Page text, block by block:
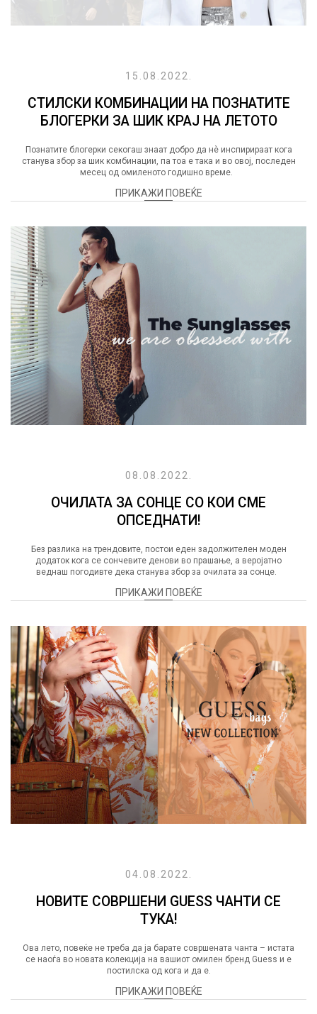
15.08.2022.
СТИЛСКИ КОМБИНАЦИИ НА ПОЗНАТИТЕ
БЛОГЕРКИ ЗА ШИК КРАЈ НА ЛЕТОТО
Познатите блогерки секогаш знаат добро да нè инспирираат кога
станува збор за шик комбинации, па тоа е така и во овој, последен
месец од омиленото годишно време.
ПРИКАЖИ ПОВЕЌЕ
08.08.2022.
ОЧИЛАТА ЗА СОНЦЕ СО КОИ СМЕ
ОПСЕДНАТИ!
Без разлика на трендовите, постои еден задолжителен моден
додаток кога се сончевите денови во прашање, а веројатно
веднаш погодивте дека станува збор за очилата за сонце.
ПРИКАЖИ ПОВЕЌЕ
04.08.2022.
НОВИТЕ СОВРШЕНИ GUESS ЧАНТИ СЕ
ТУКА!
Ова лето, повеќе не треба да ја барате совршената чанта – истата
се наоѓа во новата колекција на вашиот омилен бренд Guess и е
постилска од кога и да е.
ПРИКАЖИ ПОВЕЌЕ